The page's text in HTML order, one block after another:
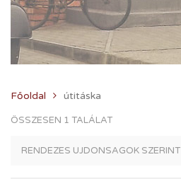
Főoldal útitáska
ÖSSZESEN 1 TALÁLAT